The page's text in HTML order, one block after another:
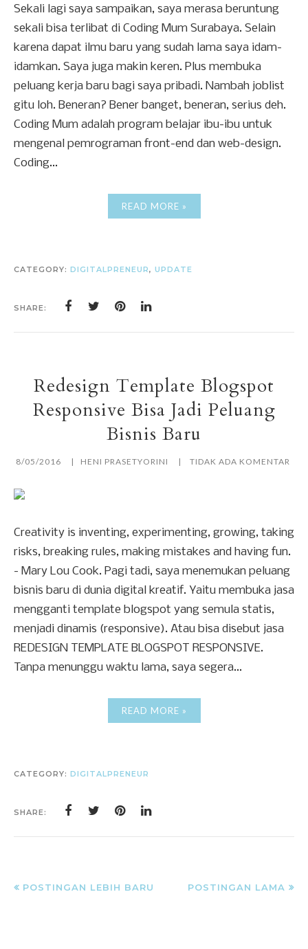
Sekali lagi saya sampaikan, saya merasa beruntung
sekali bisa terlibat di Coding Mum Surabaya. Selain
karena dapat ilmu baru yang sudah lama saya idam-
idamkan. Saya juga makin keren. Plus membuka
peluang kerja baru bagi saya pribadi. Nambah joblist
gitu loh. Beneran? Bener banget, beneran, serius deh.
Coding Mum adalah program belajar ibu-ibu untuk
mengenal pemrograman front-end dan web-design.
Coding...
READ MORE »
CATEGORY: DIGITALPRENEUR, UPDATE
SHARE:
Redesign Template Blogspot
Responsive Bisa Jadi Peluang
Bisnis Baru
8/05/2016 HENI PRASETYORINI TIDAK ADA KOMENTAR
Creativity is inventing, experimenting, growing, taking
risks, breaking rules, making mistakes and having fun.
- Mary Lou Cook. Pagi tadi, saya menemukan peluang
bisnis baru di dunia digital kreatif. Yaitu membuka jasa
mengganti template blogspot yang semula statis,
menjadi dinamis (responsive). Atau bisa disebut jasa
REDESIGN TEMPLATE BLOGSPOT RESPONSIVE.
Tanpa menunggu waktu lama, saya segera...
READ MORE »
CATEGORY: DIGITALPRENEUR
SHARE:
POSTINGAN LEBIH BARU POSTINGAN LAMA